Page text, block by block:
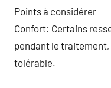
Points à considérer
Confort: Certains
pendant le
tolérable.